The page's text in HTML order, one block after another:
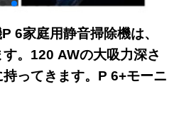
6家庭用静音掃除機は、
。120 AWの大吸力深さ
ってきます。P 6+モーニ